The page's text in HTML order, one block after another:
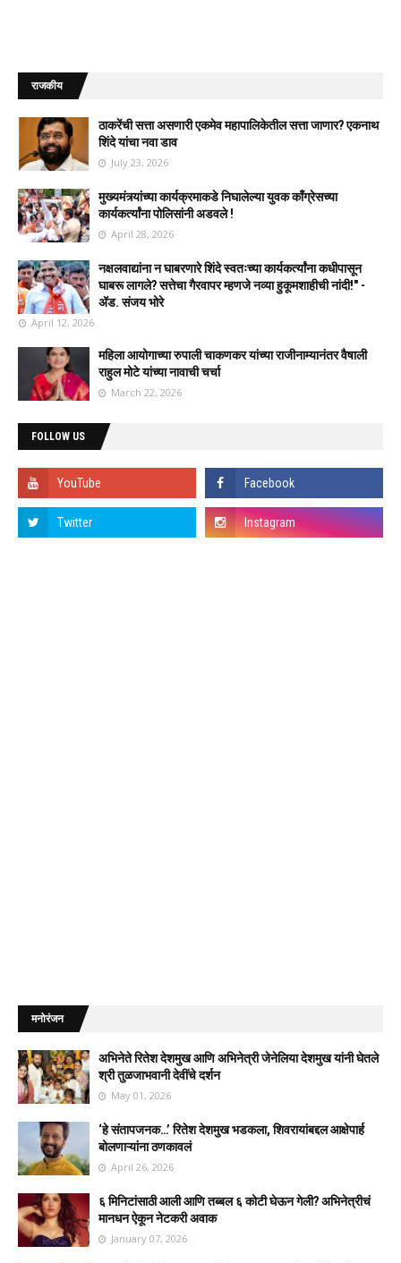
राजकीय
ठाकरेंची सत्ता असणारी एकमेव महापालिकेतील सत्ता जाणार? एकनाथ
शिंदे यांचा नवा डाव
July 23, 2026
मुख्यमंत्र्यांच्या कार्यक्रमाकडे निघालेल्या युवक काँग्रेसच्या
कार्यकर्त्यांना पोलिसांनी अडवले !
April 28, 2026
नक्षलवाद्यांना न घाबरणारे शिंदे स्वतःच्या कार्यकर्त्यांना कधीपासून
घाबरू लागले? सत्तेचा गैरवापर म्हणजे नव्या हुकूमशाहीची नांदी!" -
ॲड. संजय भोरे
April 12, 2026
महिला आयोगाच्या रुपाली चाकणकर यांच्या राजीनाम्यानंतर वैषाली
राहुल मोटे यांच्या नावाची चर्चा
March 22, 2026
FOLLOW US
मनोरंजन
अभिनेते रितेश देशमुख आणि अभिनेत्री जेनेलिया देशमुख यांनी घेतले
श्री तुळजाभवानी देवींचे दर्शन
May 01, 2026
‘हे संतापजनक…’ रितेश देशमुख भडकला, शिवरायांबद्दल आक्षेपार्ह
बोलणाऱ्यांना ठणकावलं
April 26, 2026
६ मिनिटांसाठी आली आणि तब्बल ६ कोटी घेऊन गेली? अभिनेत्रीचं
मानधन ऐकून नेटकरी अवाक
January 07, 2026